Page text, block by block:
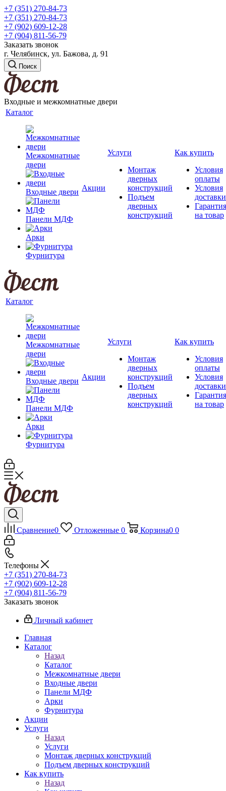
+7 (351) 270-84-73
+7 (351) 270-84-73
+7 (902) 609-12-28
+7 (904) 811-56-79
Заказать звонок
г. Челябинск, ул. Бажова, д. 91
Поиск
Входные и межкомнатные двери
Каталог
Межкомнатные
двери
Входные двери
Панели МДФ
Арки
Фурнитура
Акции
Услуги
Монтаж
дверных
конструкций
Подъем
дверных
конструкций
Как купить
Условия
оплаты
Условия
доставки
Гарантия
на товар
Каталог
Межкомнатные
двери
Входные двери
Панели МДФ
Арки
Фурнитура
Акции
Услуги
Монтаж
дверных
конструкций
Подъем
дверных
конструкций
Как купить
Условия
оплаты
Условия
доставки
Гарантия
на товар
Сравнение0 Отложенные 0 Корзина0 0
Телефоны
+7 (351) 270-84-73
+7 (902) 609-12-28
+7 (904) 811-56-79
Заказать звонок
Личный кабинет
Главная
Каталог
Назад
Каталог
Межкомнатные двери
Входные двери
Панели МДФ
Арки
Фурнитура
Акции
Услуги
Назад
Услуги
Монтаж дверных конструкций
Подъем дверных конструкций
Как купить
Назад